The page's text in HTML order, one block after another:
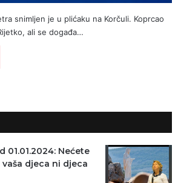
snimljen je u plićaku na Korčuli. Koprcao
ali se događa…
01.01.2024: Nećete
djeca ni djeca